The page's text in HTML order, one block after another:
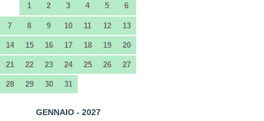
1 2 3 4 5 6
7 8 9 10 11 12 13
14 15 16 17 18 19 20
21 22 23 24 25 26 27
28 29 30 31
GENNAIO - 2027